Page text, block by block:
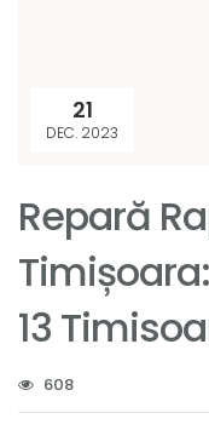
21
DEC. 2023
Repară
13
608